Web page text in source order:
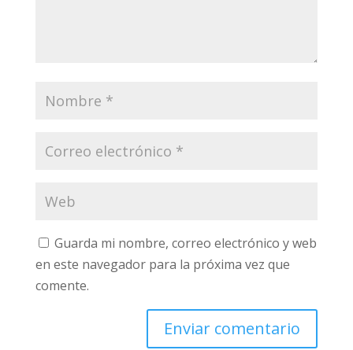
Guarda mi nombre, correo electrónico y web
en este navegador para la próxima vez que
comente.